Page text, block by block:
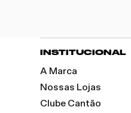
INSTITUCIONAL
A Marca
Nossas Lojas
Clube Cantão